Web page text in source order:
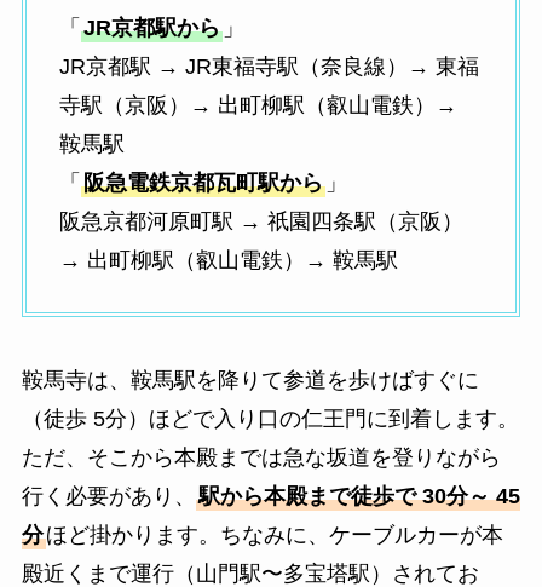
「 JR京都駅から」
JR京都駅 → JR東福寺駅（奈良線）→ 東福
寺駅（京阪）→ 出町柳駅（叡山電鉄）→
鞍馬駅
「 阪急電鉄京都瓦町駅から」
阪急京都河原町駅 → 祇園四条駅（京阪）
→ 出町柳駅（叡山電鉄）→ 鞍馬駅
鞍馬寺は、鞍馬駅を降りて参道を歩けばすぐに
（徒歩 5分）ほどで入り口の仁王門に到着します。
ただ、そこから本殿までは急な坂道を登りながら
行く必要があり、 駅から本殿まで徒歩で 30分～ 45
分ほど掛かります。ちなみに、ケーブルカーが本
殿近くまで運行（山門駅〜多宝塔駅）されてお